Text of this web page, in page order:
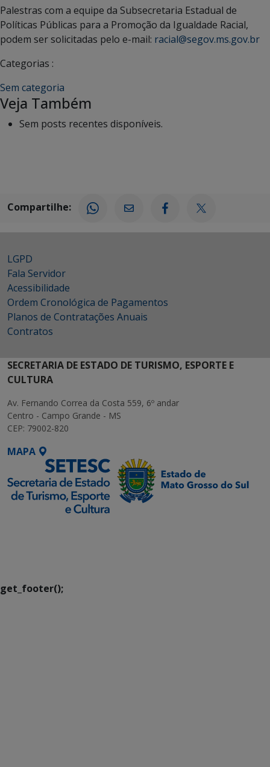
Palestras com a equipe da Subsecretaria Estadual de
Políticas Públicas para a Promoção da Igualdade Racial,
podem ser solicitadas pelo e-mail: racial@segov.ms.gov.br
Categorias :
Sem categoria
Veja Também
Sem posts recentes disponíveis.
Compartilhe:
LGPD
Fala Servidor
Acessibilidade
Ordem Cronológica de Pagamentos
Planos de Contratações Anuais
Contratos
SECRETARIA DE ESTADO DE TURISMO, ESPORTE E
CULTURA
Av. Fernando Correa da Costa 559, 6º andar
Centro - Campo Grande - MS
CEP: 79002-820
MAPA
get_footer();